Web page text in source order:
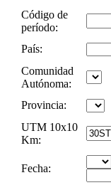
Código de
período:
País:
Comunidad
Autónoma:
Provincia:
UTM 10x10
Km:
Fecha: